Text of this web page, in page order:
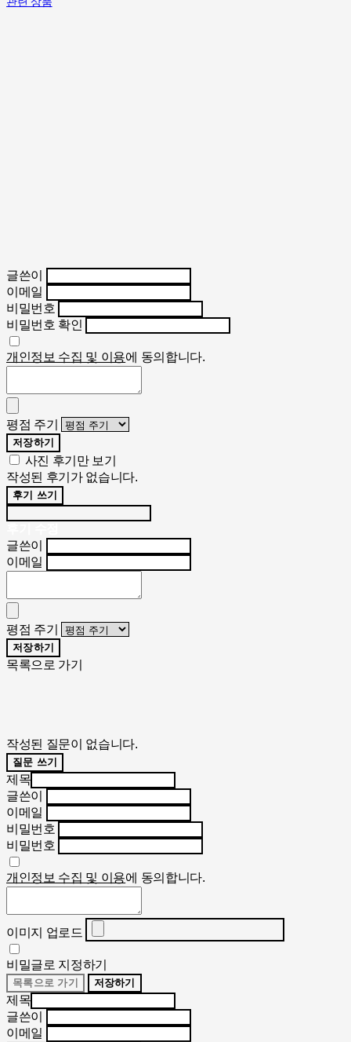
글쓴이
이메일
비밀번호
비밀번호 확인
개인정보 수집 및 이용에 동의합니다.
평점 주기
저장하기
사진 후기만 보기
작성된 후기가 없습니다.
후기 쓰기
글쓴이
이메일
평점 주기
저장하기
목록으로 가기
작성된 질문이 없습니다.
질문 쓰기
제목
글쓴이
이메일
비밀번호
비밀번호
개인정보 수집 및 이용에 동의합니다.
이미지 업로드
비밀글로 지정하기
목록으로 가기 저장하기
제목
글쓴이
이메일